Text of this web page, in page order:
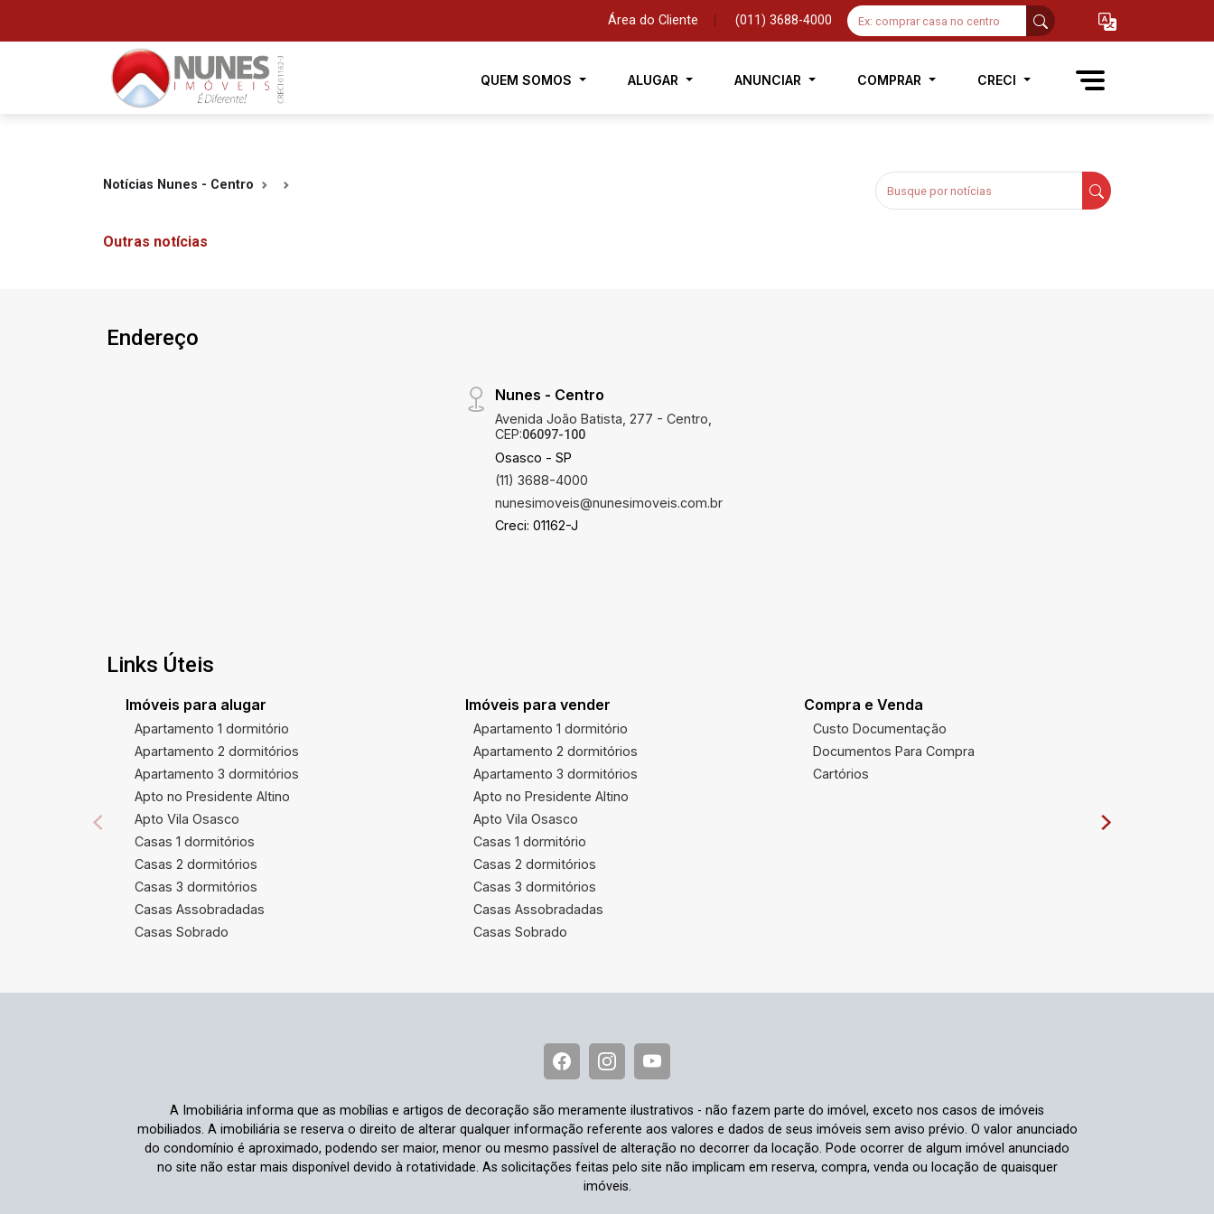
Área do Cliente (011) 3688-4000
QUEM SOMOS ALUGAR ANUNCIAR COMPRAR CRECI
Notícias Nunes - Centro
Outras notícias
Endereço
Nunes - Centro
Avenida João Batista, 277 - Centro,
CEP:06097-100
Osasco - SP
(11) 3688-4000
nunesimoveis@nunesimoveis.com.br
Creci: 01162-J
Links Úteis
Imóveis para alugar
Apartamento 1 dormitório
Apartamento 2 dormitórios
Apartamento 3 dormitórios
Apto no Presidente Altino
Apto Vila Osasco
Casas 1 dormitórios
Casas 2 dormitórios
Casas 3 dormitórios
Casas Assobradadas
Casas Sobrado
Imóveis para vender
Apartamento 1 dormitório
Apartamento 2 dormitórios
Apartamento 3 dormitórios
Apto no Presidente Altino
Apto Vila Osasco
Casas 1 dormitório
Casas 2 dormitórios
Casas 3 dormitórios
Casas Assobradadas
Casas Sobrado
Compra e Venda
Custo Documentação
Documentos Para Compra
Cartórios
A Imobiliária informa que as mobílias e artigos de decoração são meramente ilustrativos - não fazem parte do imóvel, exceto nos casos de imóveis
mobiliados. A imobiliária se reserva o direito de alterar qualquer informação referente aos valores e dados de seus imóveis sem aviso prévio. O valor anunciado
do condomínio é aproximado, podendo ser maior, menor ou mesmo passível de alteração no decorrer da locação. Pode ocorrer de algum imóvel anunciado
no site não estar mais disponível devido à rotatividade. As solicitações feitas pelo site não implicam em reserva, compra, venda ou locação de quaisquer
imóveis.